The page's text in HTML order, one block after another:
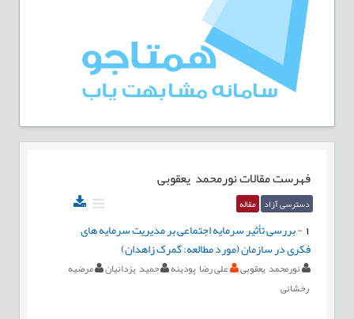
فهرست مقالاتنورمحمد یعقوبی
دسترسی آزاد مقاله
-بررسی تأثیر سرمایه اجتماعی بر مدیریت سرمایه های
فکری در سازمان (مورد مطالعه: گمرک زاهدان)
نورمحمد یعقوبی علی رضا پودینه حمید یزدانیان
مرضیه
رخشانی